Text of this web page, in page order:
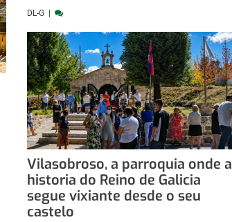
DL-G
Vilasobroso, a parroquia onde a
historia do Reino de Galicia
segue vixiante desde o seu
castelo